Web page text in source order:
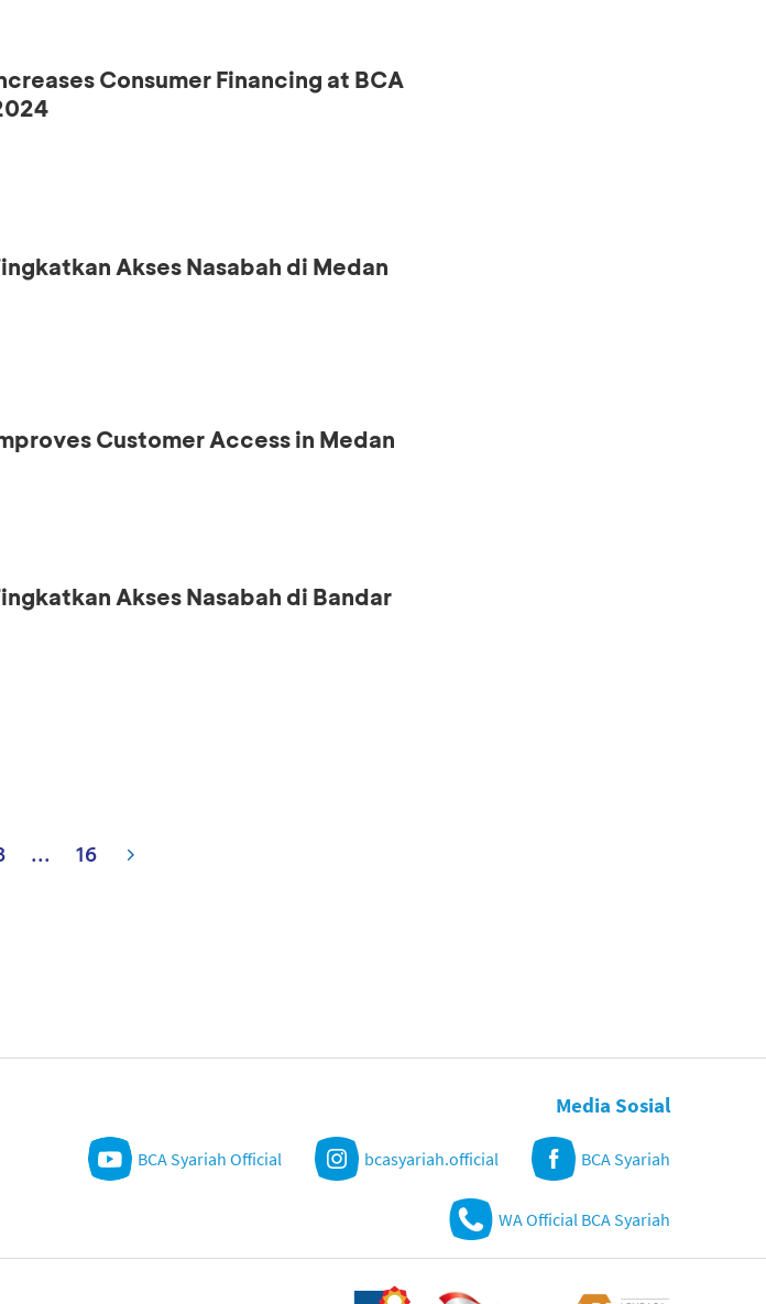
Consumer Financing at BCA
Akses Nasabah di Medan
Customer Access in Medan
Akses Nasabah di Bandar
... 16
Media Sosial
BCA Syariah Official bcasyariah.official BCA Syariah
WA Official BCA Syariah